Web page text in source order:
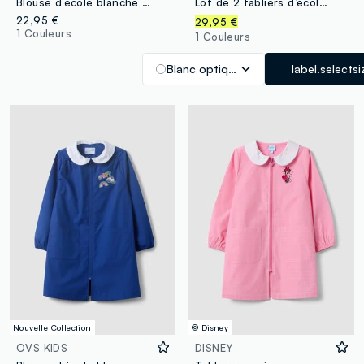
Blouse d’école blanche personnalisable avec col classique
22,95 €
1 Couleurs
Lot de 2 tabliers d’école blancs pour fille à col classique
29,95 €
1 Couleurs
Blanc optique
Nouvelle Collection
OVS KIDS
© Disney
DISNEY